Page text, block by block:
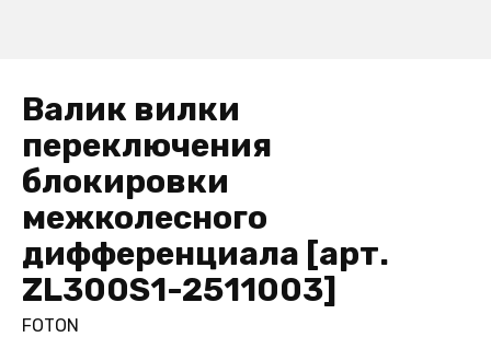
Валик вилки
переключения
блокировки
межколесного
дифференциала [арт.
ZL300S1-2511003]
FOTON